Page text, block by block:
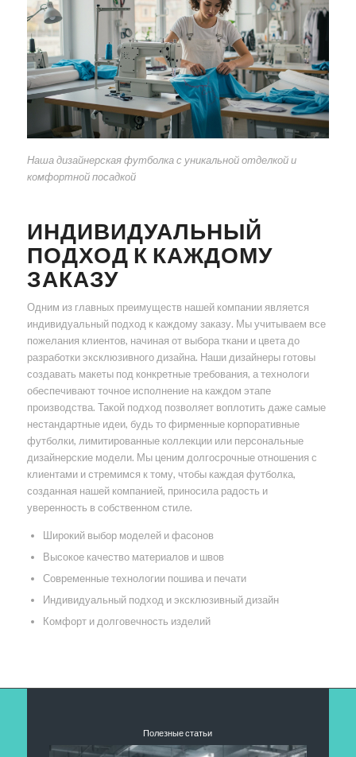
Наша дизайнерская футболка с уникальной отделкой и
комфортной посадкой
ИНДИВИДУАЛЬНЫЙ
ПОДХОД К КАЖДОМУ
ЗАКАЗУ
Одним из главных преимуществ нашей компании является
индивидуальный подход к каждому заказу. Мы учитываем все
пожелания клиентов, начиная от выбора ткани и цвета до
разработки эксклюзивного дизайна. Наши дизайнеры готовы
создавать макеты под конкретные требования, а технологи
обеспечивают точное исполнение на каждом этапе
производства. Такой подход позволяет воплотить даже самые
нестандартные идеи, будь то фирменные корпоративные
футболки, лимитированные коллекции или персональные
дизайнерские модели. Мы ценим долгосрочные отношения с
клиентами и стремимся к тому, чтобы каждая футболка,
созданная нашей компанией, приносила радость и
уверенность в собственном стиле.
Широкий выбор моделей и фасонов
Высокое качество материалов и швов
Современные технологии пошива и печати
Индивидуальный подход и эксклюзивный дизайн
Комфорт и долговечность изделий
Полезные статьи